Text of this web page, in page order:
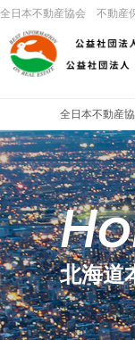
全日本不動産協会 不動産
全日本不動産
北海道